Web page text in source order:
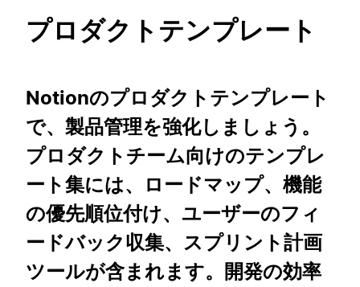
プロダクトテンプレート
Notionのプロダクトテンプレート
で、製品管理を強化しましょう。
プロダクトチーム向けのテンプレ
ート集には、ロードマップ、機能
の優先順位付け、ユーザーのフィ
ードバック収集、スプリント計画
ツールが含まれます。開発の効率